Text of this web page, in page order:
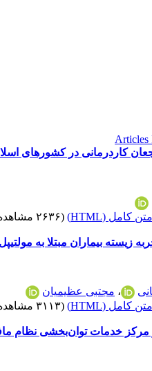
کاردرمانی در کشورهای
متن کامل (HTML) (۲۶۳۶ مشاهده)
زیسته بیماران مبتلا به
، مجتبی عظیمیان
متن کامل (HTML) (۳۱۱۳ مشاهده)
مرکز خدمات توان‌بخشی نظام